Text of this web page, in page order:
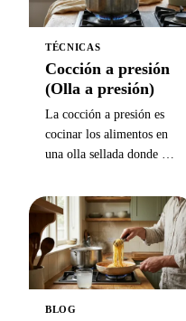
carne, pan y aceite de
fritura.
TÉCNICAS
Cocción a presión
(Olla a presión)
La cocción a presión es
cocinar los alimentos en
una olla sellada donde el
punto de ebullición a
unos 120°C, así cocina
entre 2 y 3 veces más
rápido que el agua
hirviendo normal.
BLOG